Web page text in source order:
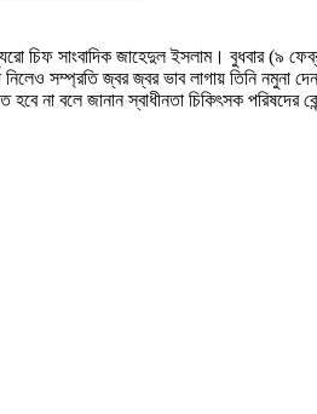
চিফ সাংবাদিক জাহেদুল ইসলাম। বুধবার (৯
সম্প্রতি জ্বর জ্বর ভাব লাগায় তিনি
বলে জানান স্বাধীনতা চিকিৎসক পরিষদের